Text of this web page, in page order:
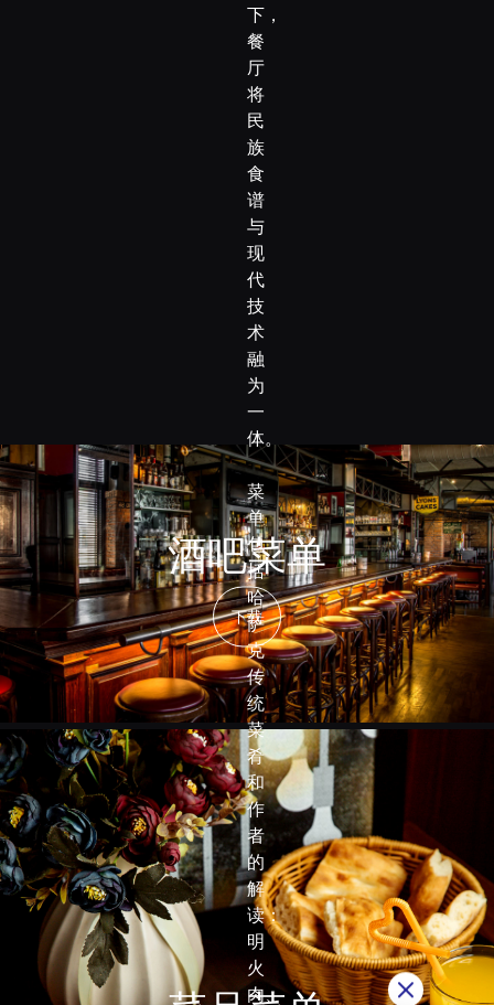
下，
餐
厅
将
民
族
食
谱
与
现
代
技
术
融
为
一
体。
菜
单
包
括
哈
萨
克
传
统
菜
肴
和
作
者
的
解
读：
明
火
肉、
酒吧菜单
下载